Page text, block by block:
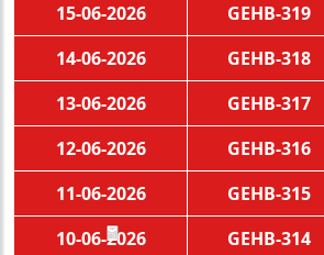
15-06-2026
GEHB-319
14-06-2026
GEHB-318
13-06-2026
GEHB-317
12-06-2026
GEHB-316
11-06-2026
GEHB-315
10-06-2026
GEHB-314